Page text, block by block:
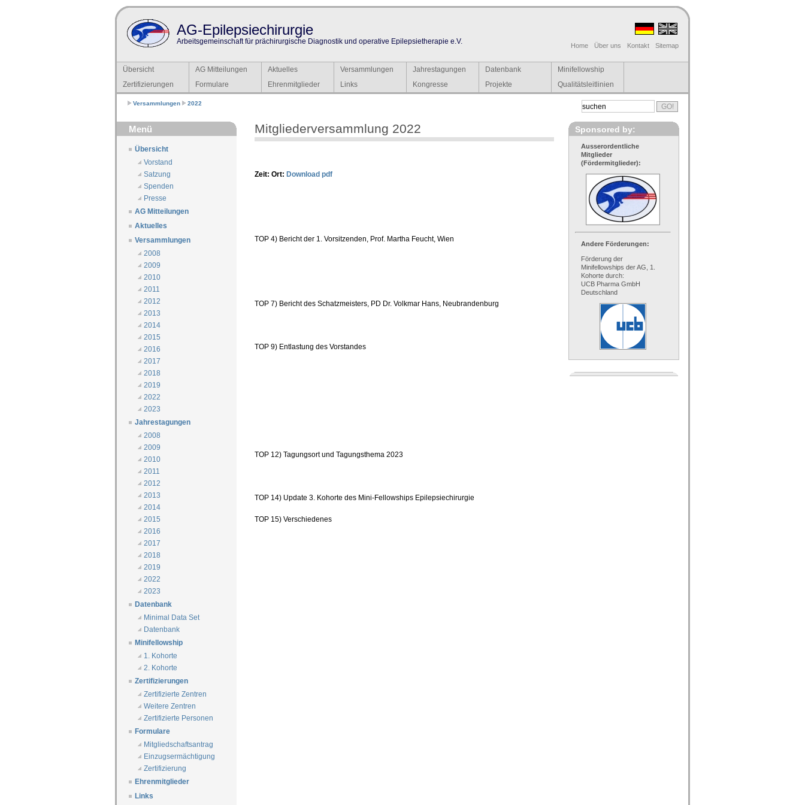
AG-Epilepsiechirurgie
Arbeitsgemeinschaft für prächirurgische Diagnostik und operative Epilepsietherapie e.V. Home Über uns Kontakt Sitemap
Übersicht AG Mitteilungen Aktuelles Versammlungen Jahrestagungen Datenbank
Minifellowship
Zertifizierungen
Formulare Ehrenmitglieder Links Kongresse Projekte Qualitätsleitlinien
Versammlungen 2022
Menü
Übersicht
Vorstand
Satzung
Spenden
Presse
AG Mitteilungen
Aktuelles
Versammlungen
2008
2009
2010
2011
2012
2013
2014
2015
2016
2017
2018
2019
2022
2023
Jahrestagungen
2008
2009
2010
2011
2012
2013
2014
2015
2016
2017
2018
2019
2022
2023
Datenbank
Minimal Data Set
Datenbank
Minifellowship
1. Kohorte
2. Kohorte
Zertifizierungen
Zertifizierte Zentren
Weitere Zentren
Zertifizierte Personen
Formulare
Mitgliedschaftsantrag
Einzugsermächtigung
Zertifizierung
Ehrenmitglieder
Links
Mitgliederversammlung 2022
Zeit: Ort: Download pdf
TOP 4) Bericht der 1. Vorsitzenden, Prof. Martha Feucht, Wien
TOP 7) Bericht des Schatzmeisters, PD Dr. Volkmar Hans, Neubrandenburg
TOP 9) Entlastung des Vorstandes
TOP 12) Tagungsort und Tagungsthema 2023
TOP 14) Update 3. Kohorte des Mini-Fellowships Epilepsiechirurgie
TOP 15) Verschiedenes
Sponsored by:
Ausserordentliche
Mitglieder
(Fördermitglieder):
Andere Förderungen:
Förderung der
Minifellowships der AG, 1.
Kohorte durch:
UCB Pharma GmbH
Deutschland